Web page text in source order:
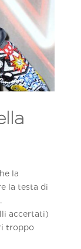
la
la testa di
accertati)
troppo